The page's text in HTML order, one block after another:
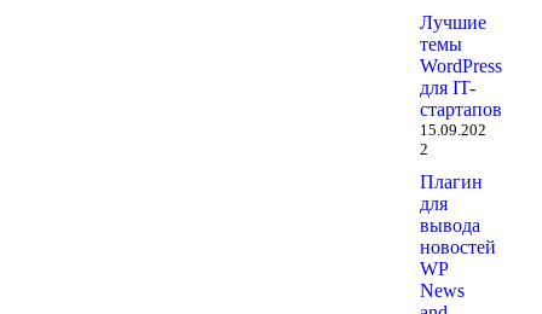
Лучшие
темы
WordPress
для IT-
стартапов
15.09.202
2
Плагин
для
вывода
новостей
WP
News